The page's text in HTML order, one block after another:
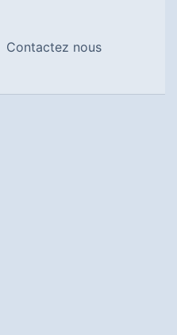
Contactez nous